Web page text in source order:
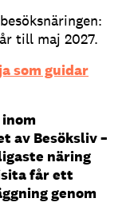
till maj 2027.
som guidar
av Besöksliv –
näring
får ett
genom